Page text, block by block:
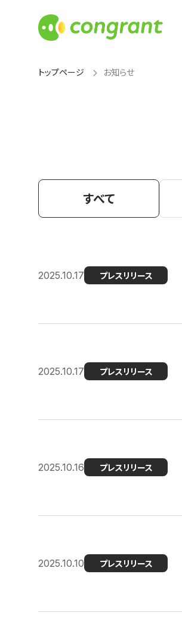
トップページ お知らせ
すべて
2025.10.17 プレスリリース
2025.10.17 プレスリリース
2025.10.16 プレスリリース
2025.10.10 プレスリリース